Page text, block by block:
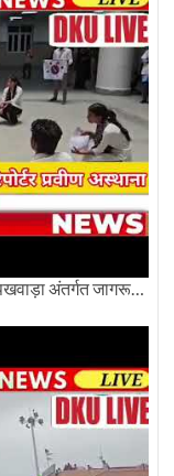
मेडिकल कॉलेज जौनपुर में नशा मुक्ति जनजागरण पखवाड़ा अंतर्गत जागरूकता कार्यक्रम आयोजित